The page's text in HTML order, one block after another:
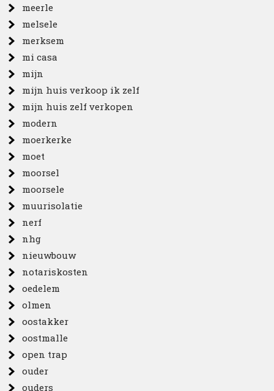
meerle
melsele
merksem
mi casa
mijn
mijn huis verkoop ik zelf
mijn huis zelf verkopen
modern
moerkerke
moet
moorsel
moorsele
muurisolatie
nerf
nhg
nieuwbouw
notariskosten
oedelem
olmen
oostakker
oostmalle
open trap
ouder
ouders